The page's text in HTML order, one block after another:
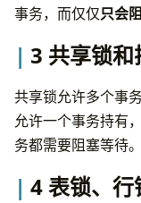
事务，而仅仅只会
3 共享锁
共享锁允许多个事
允许一个事务持有
务都需要阻塞等待。
4 表锁、